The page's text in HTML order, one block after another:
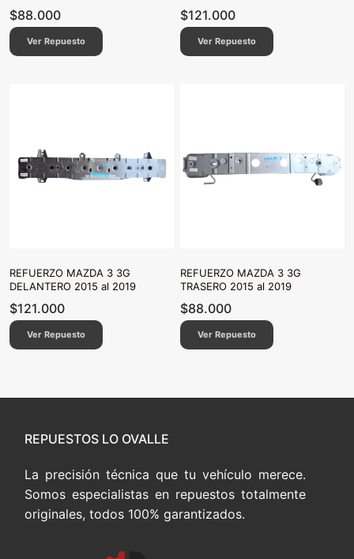
$88.000
Ver Repuesto
$121.000
Ver Repuesto
REFUERZO MAZDA 3 3G
DELANTERO 2015 al 2019
$121.000
Ver Repuesto
REFUERZO MAZDA 3 3G
TRASERO 2015 al 2019
$88.000
Ver Repuesto
REPUESTOS LO OVALLE
La precisión técnica que tu vehículo merece.
Somos especialistas en repuestos totalmente
originales, todos 100% garantizados.